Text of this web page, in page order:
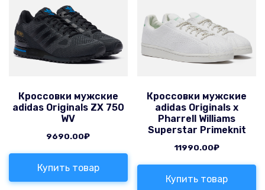
Кроссовки мужские
adidas Originals ZX 750
WV
9690.00₽
Купить товар
Кроссовки мужские
adidas Originals x
Pharrell Williams
Superstar Primeknit
11990.00₽
Купить товар